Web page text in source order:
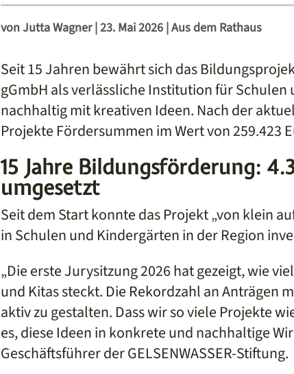
vonJutta Wagner|23. Mai 2026 |Aus dem Rathaus
Seit 15 Jahren bewährt sich das
gGmbH als verlässliche Institution für
nachhaltig mit kreativen Ideen. Nach der
Projekte Fördersummen im Wert von 259.423
15 Jahre Bildungsförderung:
umgesetzt
Seit dem Start konnte das Projekt „von klein
in Schulen und Kindergärten in der Region
„Die erste Jurysitzung 2026 hat gezeigt, wie
und Kitas steckt. Die Rekordzahl an Anträgen
aktiv zu gestalten. Dass wir so viele Projekte
es, diese Ideen in konkrete und nachhaltige
Geschäftsführer der GELSENWASSER-Stiftung.